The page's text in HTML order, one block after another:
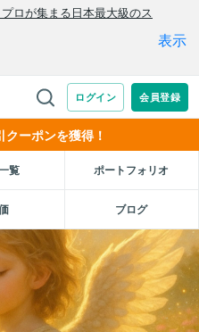
ーポンを獲得！
覧 ポートフォリオ
ブログ